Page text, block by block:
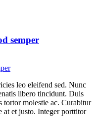
semper
leo eleifend sed. Nunc
libero tincidunt. Duis
tortor molestie ac. Curabitur
at et justo. Integer porttitor